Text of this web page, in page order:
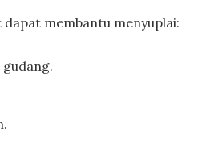
membantu menyuplai: